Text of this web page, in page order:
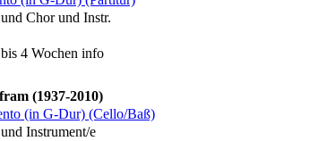
Chor und Instr.
4 Wochen info
(1937-2010)
(in G-Dur) (Cello/Baß)
Instrument/e